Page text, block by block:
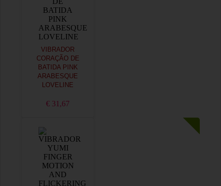
VIBRADOR
CORAÇÃO DE
BATIDA PINK
ARABESQUE
LOVELINE
€ 31,67